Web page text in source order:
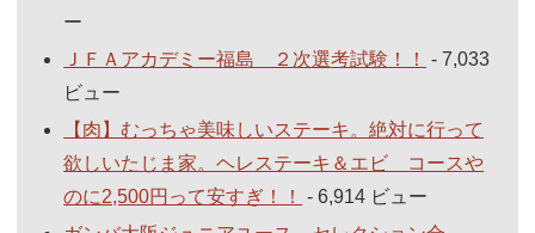
ー
ＪＦＡアカデミー福島 ２次選考試験！！
- 7,033
ビュー
【肉】むっちゃ美味しいステーキ。絶対に行って
欲しいたじま家。ヘレステーキ＆エビ コースや
のに2,500円って安すぎ！！
- 6,914 ビュー